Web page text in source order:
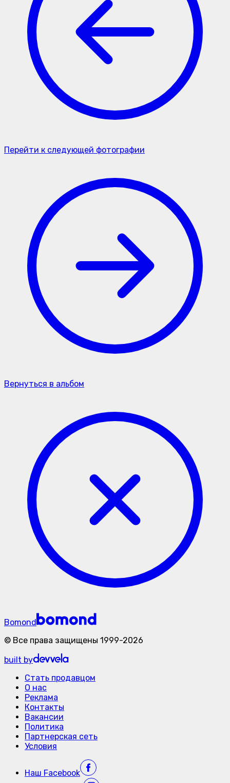
Перейти к следующей фотографии
Вернуться в альбом
Bomond
© Все права защищены 1999-2026
built by
Стать продавцом
О нас
Реклама
Контакты
Вакансии
Политика
Партнерская сеть
Условия
Наш Facebook